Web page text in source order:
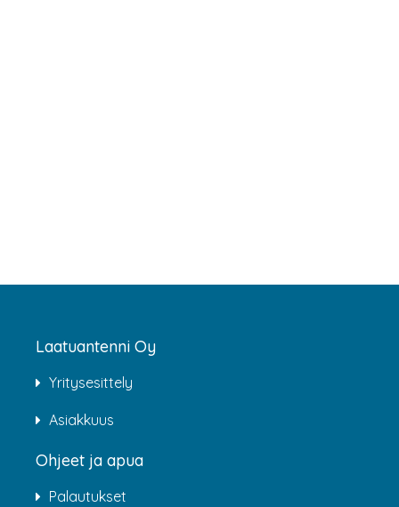
Laatuantenni Oy
Yritysesittely
Asiakkuus
Ohjeet ja apua
Palautukset